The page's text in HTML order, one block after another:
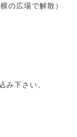
の広場で解散）
み下さい。